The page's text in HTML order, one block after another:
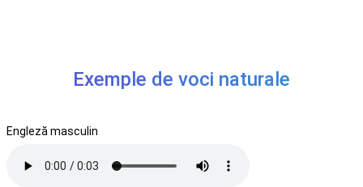
Exemple de voci naturale
Engleză masculin